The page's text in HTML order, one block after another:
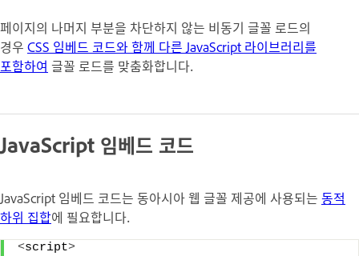
페이지의 나머지 부분을 차단하지 않는 비동기 글꼴 로드의
경우 CSS 임베드 코드와 함께 다른 JavaScript 라이브러리를
포함하여 글꼴 로드를 맞춤화합니다.
JavaScript 임베드 코드
JavaScript 임베드 코드는 동아시아 웹 글꼴 제공에 사용되는 동적
하위 집합에 필요합니다.
<script>